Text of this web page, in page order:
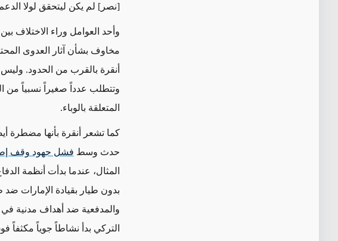
[نصر] لم يكن ليتحقق لولا
وأحد العوامل وراء الاختلاف
مخاوف بشأن آثار العدوى
أنقرة بالقرب من الحدود. وليس
وتتطلب عدداً صغيراً نسبياً من
المتعلقة بالوباء.
كما تشعر أنقرة بأنها مضطرة
حدث وسط فشل جهود وقف
المثال، عندما بدأت أنظمة
بدون طيار بقيادة الإمارات
والمدفعية ضد أهداف مدنية
التركي بدأ نشاطاً جوياً